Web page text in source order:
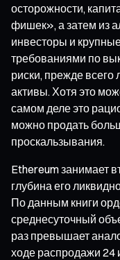
осторожности,
фишек», а затем из
инвесторы и
требованиями по
риски, прежде
активы. Хотя это
самом деле это
можно продать
проскальзывания.
Ethereum занимает
глубина его
По данным книги
среднесуточный
раз превышает
ходе распродажи 24